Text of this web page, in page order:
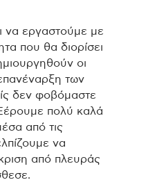
να εργαστούμε με
που θα διορίσει
οι
των
δεν φοβόμαστε
πολύ καλά
από τις
να
από πλευράς